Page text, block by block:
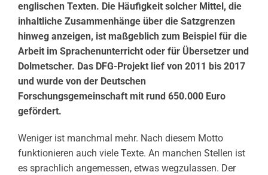
englischen Texten. Die Häufigkeit solcher Mittel, die
inhaltliche Zusammenhänge über die Satzgrenzen
hinweg anzeigen, ist maßgeblich zum Beispiel für die
Arbeit im Sprachenunterricht oder für Übersetzer und
Dolmetscher. Das DFG-Projekt lief von 2011 bis 2017
und wurde von der Deutschen
Forschungsgemeinschaft mit rund 650.000 Euro
gefördert.
Weniger ist manchmal mehr. Nach diesem Motto
funktionieren auch viele Texte. An manchen Stellen ist
es sprachlich angemessen, etwas wegzulassen. Der